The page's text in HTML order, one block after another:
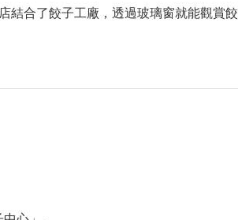
結合了餃子工廠，透過玻璃窗就能觀賞餃